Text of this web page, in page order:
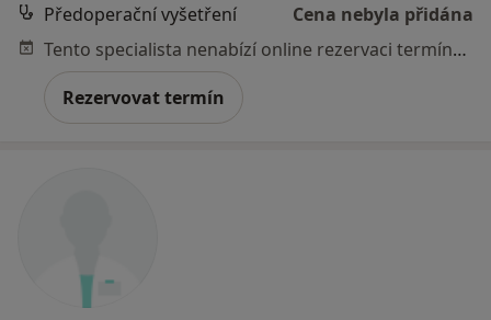
Předoperační vyšetření
Cena nebyla přidána
Tento specialista nenabízí online rezervaci termínu na této adrese.
Rezervovat termín